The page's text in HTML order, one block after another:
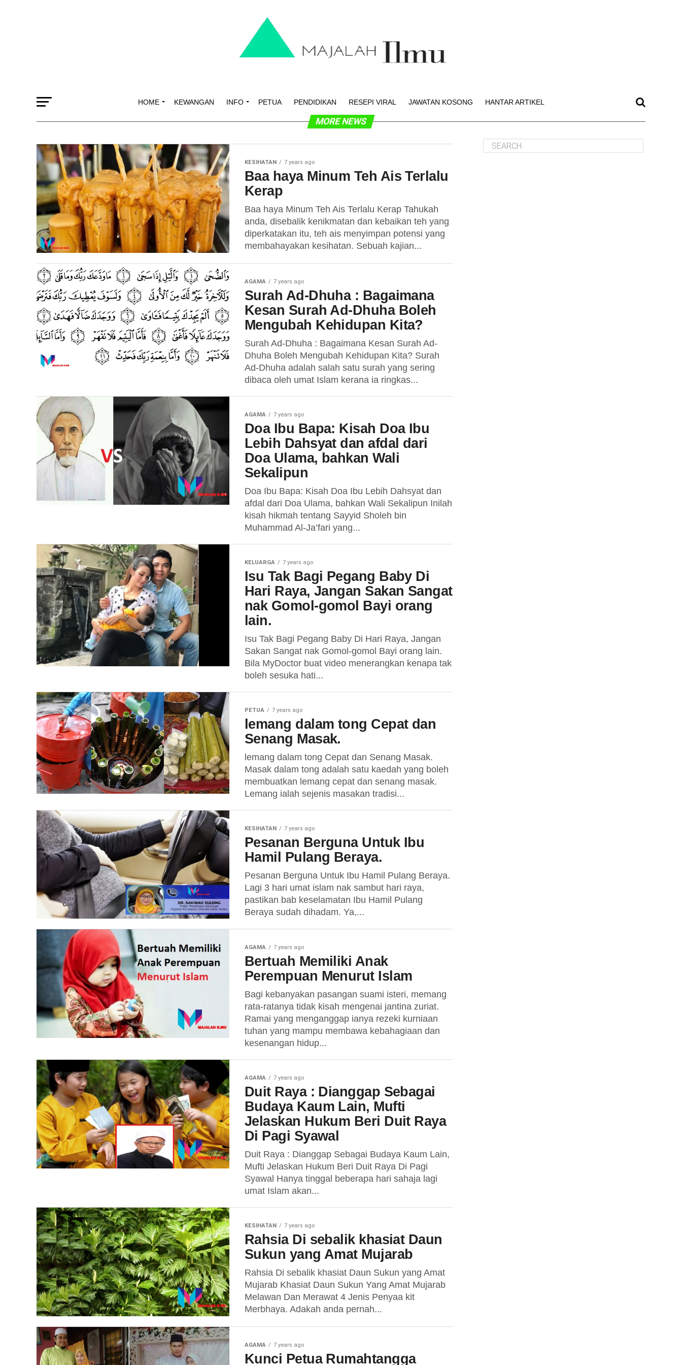
HOME KEWANGAN INFO PETUA PENDIDIKAN RESEPI VIRAL JAWATAN KOSONG HANTAR ARTIKEL
MORE NEWS
KESIHATAN 7 years ago
Baa haya Minum Teh Ais Terlalu
Kerap
Baa haya Minum Teh Ais Terlalu Kerap Tahukah
anda, disebalik kenikmatan dan kebaikan teh yang
diperkatakan itu, teh ais menyimpan potensi yang
membahayakan kesihatan. Sebuah kajian...
AGAMA 7 years ago
Surah Ad-Dhuha : Bagaimana
Kesan Surah Ad-Dhuha Boleh
Mengubah Kehidupan Kita?
Surah Ad-Dhuha : Bagaimana Kesan Surah Ad-
Dhuha Boleh Mengubah Kehidupan Kita? Surah
Ad-Dhuha adalah salah satu surah yang sering
dibaca oleh umat Islam kerana ia ringkas...
AGAMA 7 years ago
Doa Ibu Bapa: Kisah Doa Ibu
Lebih Dahsyat dan afdal dari
Doa Ulama, bahkan Wali
Sekalipun
Doa Ibu Bapa: Kisah Doa Ibu Lebih Dahsyat dan
afdal dari Doa Ulama, bahkan Wali Sekalipun Inilah
kisah hikmah tentang Sayyid Sholeh bin
Muhammad Al-Ja’fari yang...
KELUARGA 7 years ago
Isu Tak Bagi Pegang Baby Di
Hari Raya, Jangan Sakan Sangat
nak Gomol-gomol Bayi orang
lain.
Isu Tak Bagi Pegang Baby Di Hari Raya, Jangan
Sakan Sangat nak Gomol-gomol Bayi orang lain.
Bila MyDoctor buat video menerangkan kenapa tak
boleh sesuka hati...
PETUA 7 years ago
lemang dalam tong Cepat dan
Senang Masak.
lemang dalam tong Cepat dan Senang Masak.
Masak dalam tong adalah satu kaedah yang boleh
membuatkan lemang cepat dan senang masak.
Lemang ialah sejenis masakan tradisi...
KESIHATAN 7 years ago
Pesanan Berguna Untuk Ibu
Hamil Pulang Beraya.
Pesanan Berguna Untuk Ibu Hamil Pulang Beraya.
Lagi 3 hari umat islam nak sambut hari raya,
pastikan bab keselamatan Ibu Hamil Pulang
Beraya sudah dihadam. Ya,...
AGAMA 7 years ago
Bertuah Memiliki Anak
Perempuan Menurut Islam
Bagi kebanyakan pasangan suami isteri, memang
rata-ratanya tidak kisah mengenai jantina zuriat.
Ramai yang menganggap ianya rezeki kurniaan
tuhan yang mampu membawa kebahagiaan dan
kesenangan hidup...
AGAMA 7 years ago
Duit Raya : Dianggap Sebagai
Budaya Kaum Lain, Mufti
Jelaskan Hukum Beri Duit Raya
Di Pagi Syawal
Duit Raya : Dianggap Sebagai Budaya Kaum Lain,
Mufti Jelaskan Hukum Beri Duit Raya Di Pagi
Syawal Hanya tinggal beberapa hari sahaja lagi
umat Islam akan...
KESIHATAN 7 years ago
Rahsia Di sebalik khasiat Daun
Sukun yang Amat Mujarab
Rahsia Di sebalik khasiat Daun Sukun yang Amat
Mujarab Khasiat Daun Sukun Yang Amat Mujarab
Melawan Dan Merawat 4 Jenis Penyaa kit
Merbhaya. Adakah anda pernah...
AGAMA 7 years ago
Kunci Petua Rumahtangga